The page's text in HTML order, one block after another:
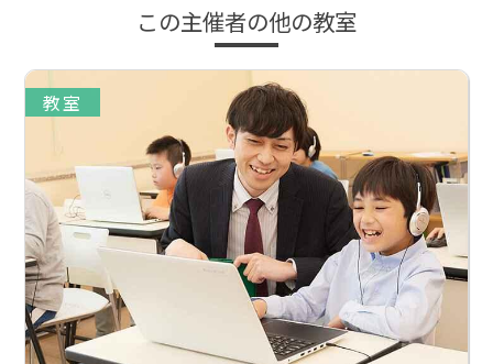
この主催者の他の教室
教室